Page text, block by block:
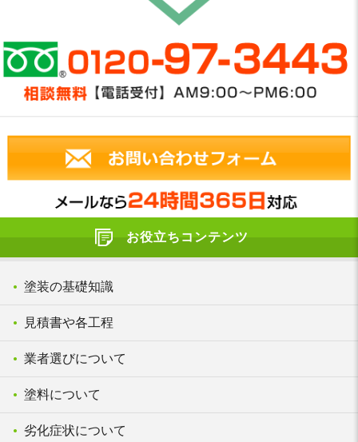
お役立ちコンテンツ
塗装の基礎知識
見積書や各工程
業者選びについて
塗料について
劣化症状について